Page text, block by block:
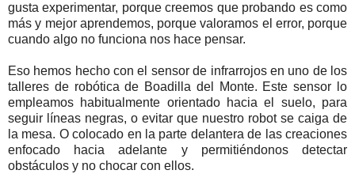
gusta experimentar, porque creemos que probando es como
más y mejor aprendemos, porque valoramos el error, porque
cuando algo no funciona nos hace pensar.
Eso hemos hecho con el sensor de infrarrojos en uno de los
talleres de robótica de Boadilla del Monte. Este sensor lo
empleamos habitualmente orientado hacia el suelo, para
seguir líneas negras, o evitar que nuestro robot se caiga de
la mesa. O colocado en la parte delantera de las creaciones
enfocado hacia adelante y permitiéndonos detectar
obstáculos y no chocar con ellos.